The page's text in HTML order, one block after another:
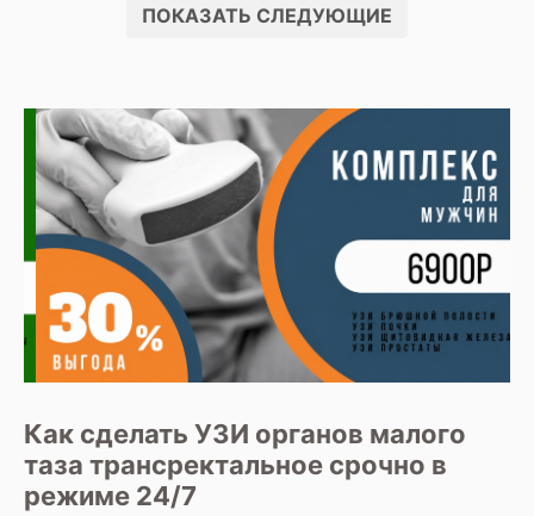
ПОКАЗАТЬ СЛЕДУЮЩИЕ
Как сделать УЗИ органов малого
таза трансректальное срочно в
режиме 24/7